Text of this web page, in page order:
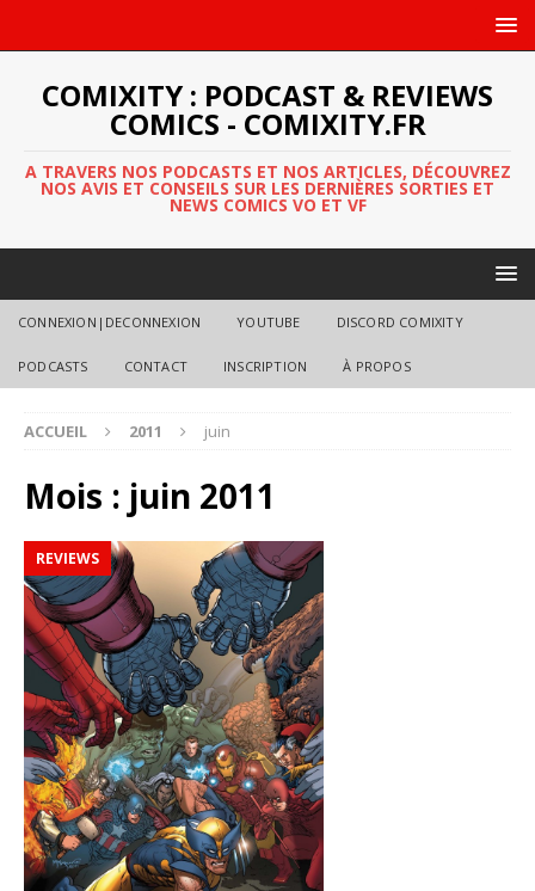
COMIXITY : PODCAST & REVIEWS
COMICS - COMIXITY.FR
A TRAVERS NOS PODCASTS ET NOS ARTICLES, DÉCOUVREZ
NOS AVIS ET CONSEILS SUR LES DERNIÈRES SORTIES ET
NEWS COMICS VO ET VF
CONNEXION|DECONNEXION YOUTUBE DISCORD COMIXITY
PODCASTS CONTACT INSCRIPTION À PROPOS
ACCUEIL 2011 juin
Mois : juin 2011
REVIEWS